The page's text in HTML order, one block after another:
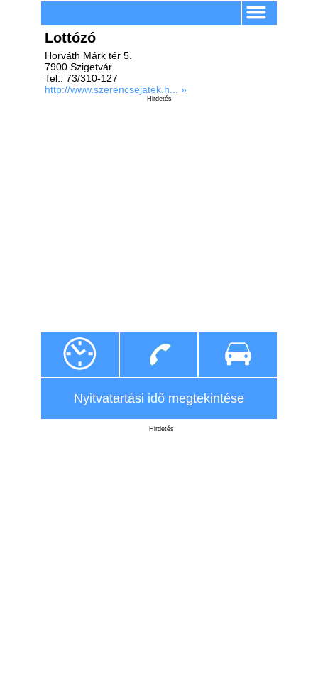
Lottózó
Horváth Márk tér 5.
7900 Szigetvár
Tel.: 73/310-127
http://www.szerencsejatek.h... »
Hirdetés
Nyitvatartási idő megtekintése
Hirdetés